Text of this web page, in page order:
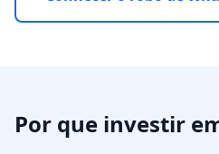
Por que investir